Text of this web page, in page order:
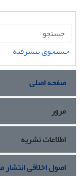
جستجوی پیشرفته
صفحه اصلی
مرور
اطلاعات نشریه
اصول اخلاقی انتشار